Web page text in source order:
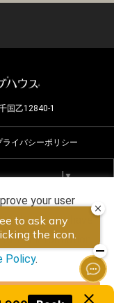
国乙12840-1
ライバシーポリシー
Select Language ▼
all rights
your user
you have
information,
Policy.